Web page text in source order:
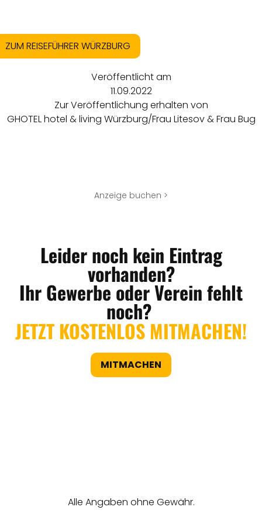
ZUM REISEFÜHRER WÜRZBURG
Veröffentlicht am
11.09.2022
Zur Veröffentlichung erhalten von
GHOTEL hotel & living Würzburg/Frau Litesov & Frau Bug
Anzeige buchen >
Leider noch kein Eintrag
vorhanden?
Ihr Gewerbe oder Verein fehlt
noch?
JETZT KOSTENLOS MITMACHEN!
MITMACHEN